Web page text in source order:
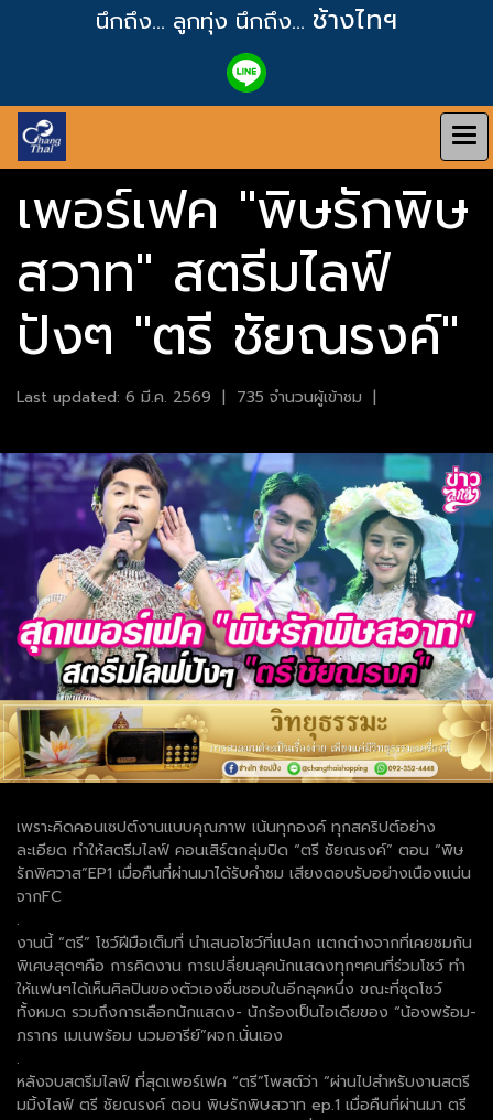
นึกถึง... ลูกทุ่ง นึกถึง... ช้างไทฯ
เพอร์เฟค "พิษรักพิษ
สวาท" สตรีมไลฟ์
ปังๆ "ตรี ชัยณรงค์"
Last updated: 6 มี.ค. 2569 | 735 จำนวนผู้เข้าชม |
เพราะคิดคอนเซปต์งานแบบคุณภาพ เน้นทุกองค์ ทุกสคริปต์อย่าง
ละเอียด ทำให้สตรีมไลฟ์ คอนเสิร์ตกลุ่มปิด “ตรี ชัยณรงค์” ตอน “พิษ
รักพิศวาส”EP1 เมื่อคืนที่ผ่านมาได้รับคำชม เสียงตอบรับอย่างเนืองแน่น
จากFC
.
งานนี้ “ตรี” โชว์ฝีมือเต็มที่ นำเสนอโชว์ที่แปลก แตกต่างจากที่เคยชมกัน
พิเศษสุดๆคือ การคิดงาน การเปลี่ยนลุคนักแสดงทุกๆคนที่ร่วมโชว์ ทำ
ให้แฟนๆได้เห็นศิลปินของตัวเองชื่นชอบในอีกลุคหนึ่ง ขณะที่ชุดโชว์
ทั้งหมด รวมถึงการเลือกนักแสดง- นักร้องเป็นไอเดียของ “น้องพร้อม-
ภรากร เมเนพร้อม นวมอารีย์”ผจก.นั่นเอง
.
หลังจบสตรีมไลฟ์ ที่สุดเพอร์เฟค “ตรี”โพสต์ว่า “ผ่านไปสำหรับงานสตรี
มมิ้งไลฟ์ ตรี ชัยณรงค์ ตอน พิษรักพิษสวาท ep.1 เมื่อคืนที่ผ่านมา ตรี